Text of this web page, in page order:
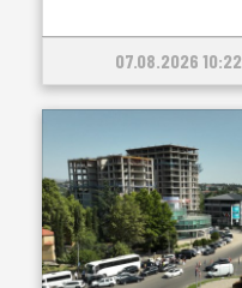
07.08.2026 10:22